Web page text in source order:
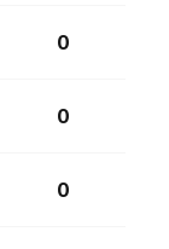
0
0
0